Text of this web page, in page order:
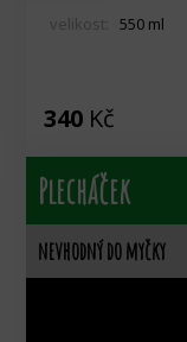
velikost: 550 ml
340 Kč
Plecháček
nevhodný do myčky